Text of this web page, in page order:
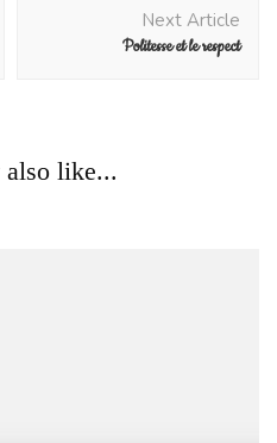
Next Article
Politesse et le respect
also like...